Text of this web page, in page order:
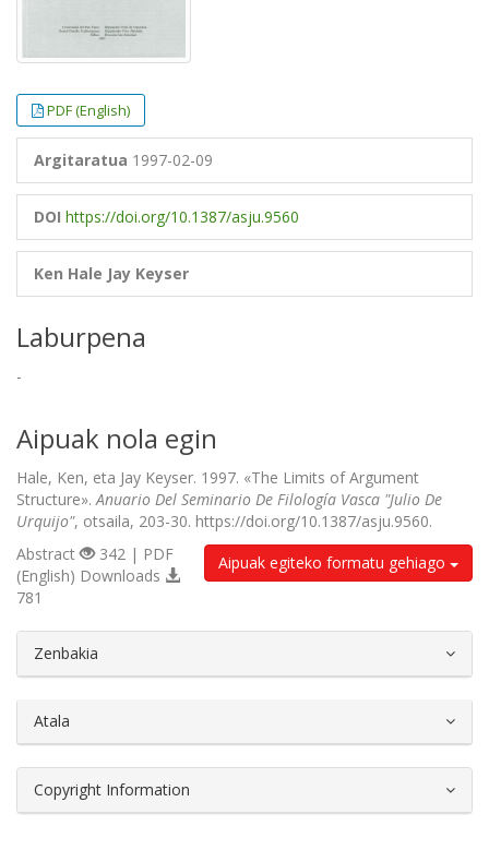
PDF (English)
Argitaratua 1997-02-09
DOI https://doi.org/10.1387/asju.9560
Ken Hale Jay Keyser
Laburpena
-
Aipuak nola egin
Hale, Ken, eta Jay Keyser. 1997. «The Limits of Argument
Structure».Anuario Del Seminario De Filología Vasca "Julio De
Urquijo", otsaila, 203-30. https://doi.org/10.1387/asju.9560.
Aipuak egiteko formatu gehiago
Abstract
342 | PDF
(English) Downloads
781
Zenbakia
Atala
Copyright Information